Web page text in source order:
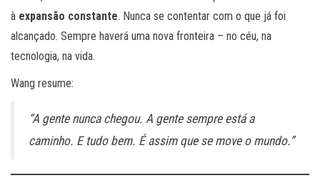
à expansão constante. Nunca se contentar com o que já foi
alcançado. Sempre haverá uma nova fronteira – no céu, na
tecnologia, na vida.
Wang resume:
“A gente nunca chegou. A gente sempre está a
caminho. E tudo bem. É assim que se move o mundo.”